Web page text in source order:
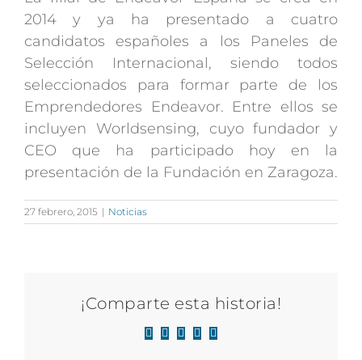
2014 y ya ha presentado a cuatro
candidatos españoles a los Paneles de
Selección Internacional, siendo todos
seleccionados para formar parte de los
Emprendedores Endeavor. Entre ellos se
incluyen Worldsensing, cuyo fundador y
CEO que ha participado hoy en la
presentación de la Fundación en Zaragoza.
27 febrero, 2015 | Noticias
¡Comparte esta historia!
Facebook
X LinkedIn
WhatsApp
Correo